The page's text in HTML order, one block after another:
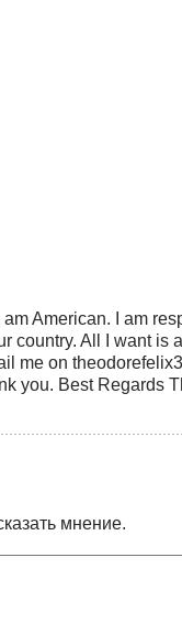
American. I am
country. All I want is
me on
you. Best Regards
мнение.